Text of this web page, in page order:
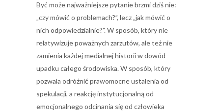
Być może najważniejsze pytanie brzmi dziś nie:
„czy mówić o problemach?”, lecz „jak mówić o
nich odpowiedzialnie?”. W sposób, który nie
relatywizuje poważnych zarzutów, ale też nie
zamienia każdej medialnej historii w dowód
upadku całego środowiska. W sposób, który
pozwala odróżnić prawomocne ustalenia od
spekulacji, a reakcję instytucjonalną od
emocjonalnego odcinania się od człowieka